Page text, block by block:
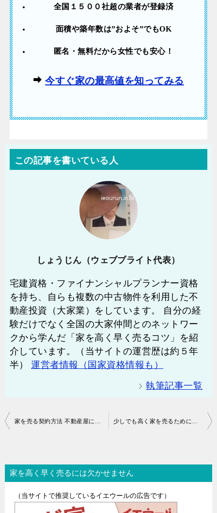
全国１５００社超の業者が登録済
面積や築年数は”およそ”でもOK
匿名・無料だから女性でも安心！
今すぐ家の最高値を知ってみる
この記事を書いている人
しょうじん（ウェブブライト代表）
宅建資格・ファイナンシャルプランナー資格
を持ち、自らも複数の中古物件を利用した不
動産投資（大家業）をしています。 自分の経
験だけでなく全国の大家仲間とのネットワー
クから学んだ「家を高く早く売るコツ」を紹
介しています。（当サイトの運営歴は約５年
半）運営者情報（国家資格情報も）
執筆記事一覧
投
ビ
家を売る契約方法 不動産屋に頼む3種類 少しでも高く家を売るためにはアピールが大切
家を高く早く売るには欠かせません
（当サイトで推奨しているイエウールの広告です）